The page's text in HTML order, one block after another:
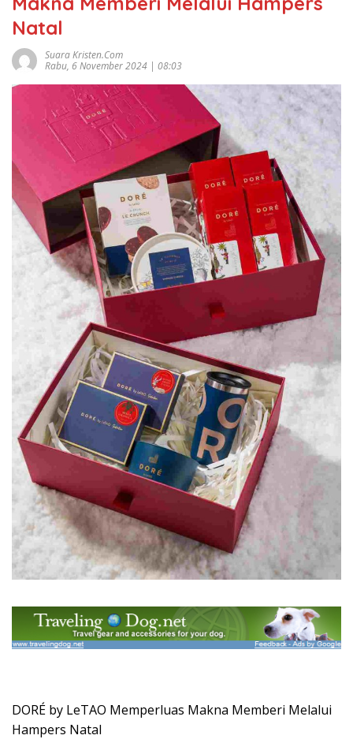
Natal
Suara Kristen.com
Rabu, 6 November 2024 | 08:03
DORÉ by LeTAO Memperluas Makna Memberi Melalui
Hampers Natal